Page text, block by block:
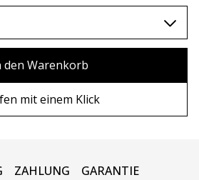
den Warenkorb
mit einem Klick
ZAHLUNG GARANTIE